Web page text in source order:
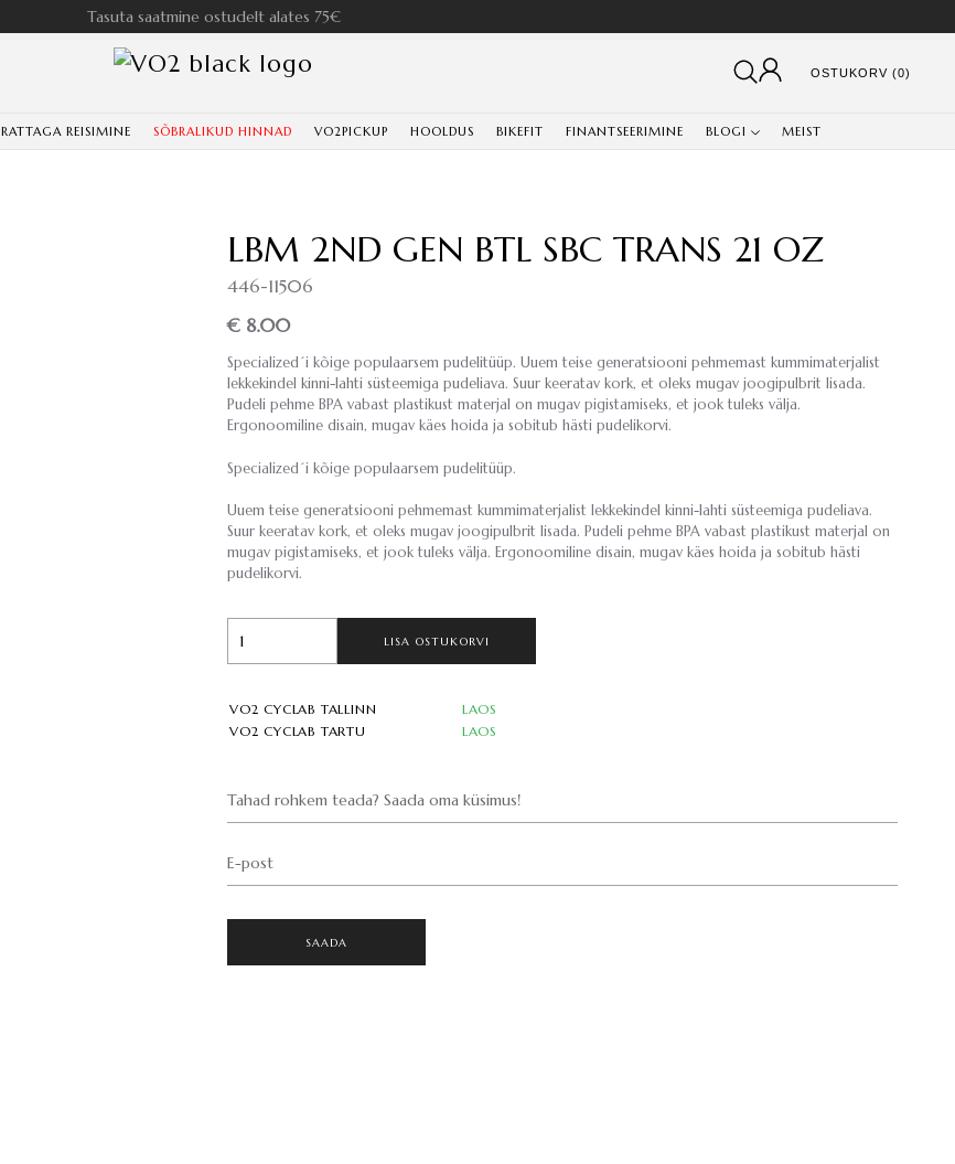
Tasuta saatmine ostudelt alates 75€
OSTUKORV (0)
RATTAGA REISIMINE SÕBRALIKUD HINNAD VO2PICKUP HOOLDUS BIKEFIT FINANTSEERIMINE BLOGI MEIST
LBM 2ND GEN BTL SBC TRANS 21 OZ
446-11506
€ 8.00
Specialized´i kõige populaarsem pudelitüüp. Uuem teise generatsiooni pehmemast kummimaterjalist
lekkekindel kinni-lahti süsteemiga pudeliava. Suur keeratav kork, et oleks mugav joogipulbrit lisada.
Pudeli pehme BPA vabast plastikust materjal on mugav pigistamiseks, et jook tuleks välja.
Ergonoomiline disain, mugav käes hoida ja sobitub hästi pudelikorvi.
Specialized´i kõige populaarsem pudelitüüp.
Uuem teise generatsiooni pehmemast kummimaterjalist lekkekindel kinni-lahti süsteemiga pudeliava.
Suur keeratav kork, et oleks mugav joogipulbrit lisada. Pudeli pehme BPA vabast plastikust materjal on
mugav pigistamiseks, et jook tuleks välja. Ergonoomiline disain, mugav käes hoida ja sobitub hästi
pudelikorvi.
LISA OSTUKORVI
VO2 CYCLAB TALLINN
LAOS
VO2 CYCLAB TARTU
LAOS
Tahad rohkem teada? Saada oma küsimus!
E-post
SAADA